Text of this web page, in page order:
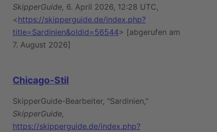
SkipperGuide, 6. April 2026, 12:28 UTC,
<https://skipperguide.de/index.php?
title=Sardinien&oldid=56544> [abgerufen am
7. August 2026]
Chicago-Stil
SkipperGuide-Bearbeiter, "Sardinien,"
SkipperGuide,
https://skipperguide.de/index.php?